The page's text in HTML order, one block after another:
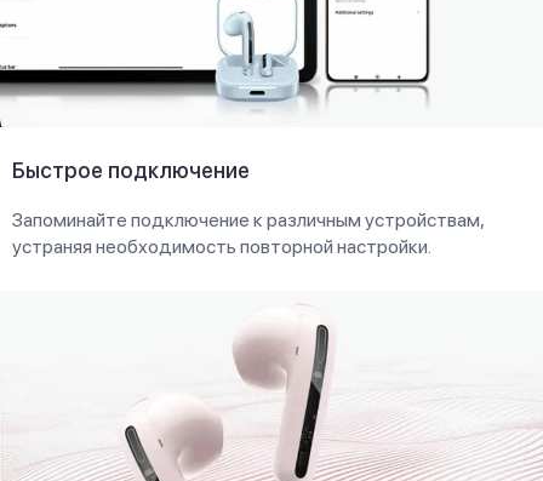
Быстрое подключение
Запоминайте подключение к различным устройствам,
устраняя необходимость повторной настройки.